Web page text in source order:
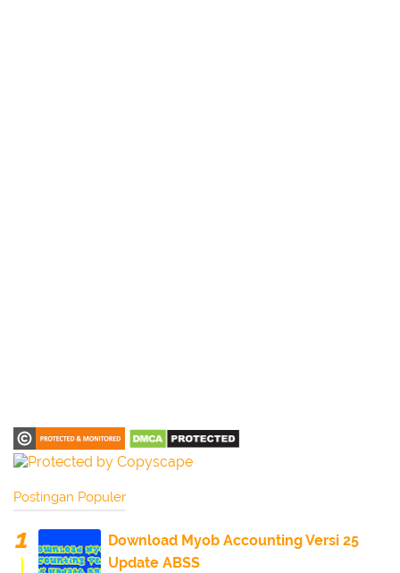
Postingan Populer
Download Myob Accounting Versi 25
Update ABSS